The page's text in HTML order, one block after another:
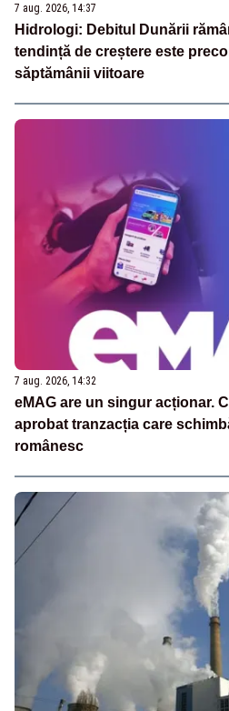
7 aug. 2026, 14:37
Hidrologi: Debitul Dunării
tendință de creștere este
săptămânii viitoare
7 aug. 2026, 14:32
eMAG are un singur acționar.
aprobat tranzacția care
românesc